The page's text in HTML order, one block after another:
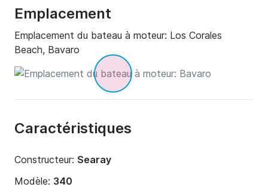
Emplacement
Emplacement du bateau à moteur: Los Corales
Beach, Bavaro
Caractéristiques
Constructeur: Searay
Modèle: 340